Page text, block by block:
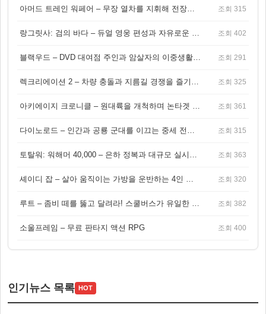
아머드 트레인 워페어 – 무장 열차를 지휘해 전장을 돌파하는 생존 전투 게임 조회 315
랑그릿사: 검의 바다 – 듀얼 영웅 편성과 자유로운 탐험을 결합한 판타지 전략 RPG 조회 402
블랙우드 – DVD 대여점 주인과 암살자의 이중생활을 그린 3인칭 액션 스릴러 게임 조회 291
렉크리에이션 2 – 차량 충돌과 지름길 경쟁을 즐기는 오픈월드 아케이드 레이싱 게임 조회 325
아키에이지 크로니클 – 원대륙을 개척하며 논타겟 전투를 즐기는 오픈월드 MMORPG 조회 361
다이노로드 – 인간과 공룡 군대를 이끄는 중세 전략 액션 RPG 조회 315
토탈워: 워해머 40,000 – 은하 정복과 대규모 실시간 전투가 결합된 전략 게임! 조회 363
셰이디 잡 – 살아 움직이는 가방을 운반하는 4인 협동 물리 어드벤처 게임 조회 320
루트 – 좀비 떼를 뚫고 달려라! 스쿨버스가 유일한 집이 되는 4인 협동 생존 게임 조회 382
소울프레임 – 무료 판타지 액션 RPG 조회 400
인기뉴스 목록 HOT